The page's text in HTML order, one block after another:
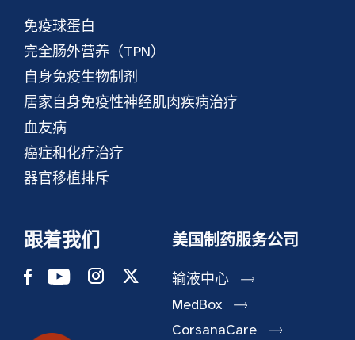
免疫球蛋白
完全肠外营养（TPN）
自身免疫生物制剂
居家自身免疫性神经肌肉疾病治疗
血友病
癌症和化疗治疗
器官移植排斥
跟着我们 美国制药服务公司
输液中心
MedBox
CorsanaCare